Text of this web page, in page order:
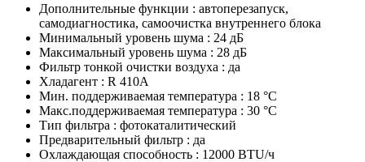
Дополнительные функции : автоперезапуск,
самодиагностика, самоочистка внутреннего блока
Минимальный уровень шума : 24 дБ
Максимальный уровень шума : 28 дБ
Фильтр тонкой очистки воздуха : да
Хладагент : R 410A
Мин. поддерживаемая температура : 18 °C
Макс.поддерживаемая температура : 30 °C
Тип фильтра : фотокаталитический
Предварительный фильтр : да
Охлаждающая способность : 12000 BTU/ч